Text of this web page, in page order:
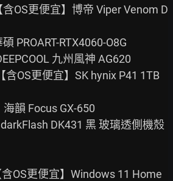
OS更便宜】博帝 Viper Venom D
PROART-RTX4060-O8G
九州風神 AG620
含OS更便宜】SK hynix P41 1TB
韻 Focus GX-650
DK431 黑 玻璃透側機殼
OS更便宜】Windows 11 Home